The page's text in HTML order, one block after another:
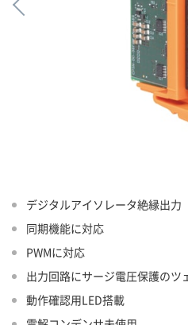
デジタルアイソレータ絶縁出力
同期機能に対応
PWMに対応
出力回路にサージ電圧保護のツ
動作確認用LED搭載